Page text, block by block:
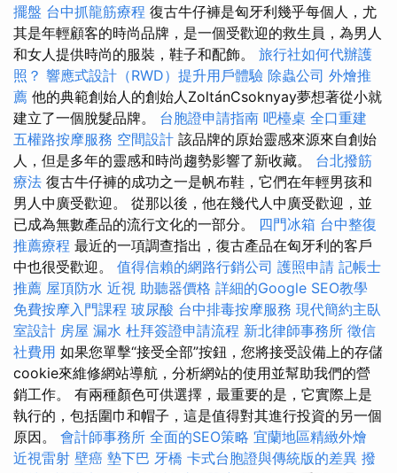
擺盤 台中抓龍筋療程 復古牛仔褲是匈牙利幾乎每個人，尤
其是年輕顧客的時尚品牌，是一個受歡迎的救生員，為男人
和女人提供時尚的服裝，鞋子和配飾。 旅行社如何代辦護
照？ 響應式設計（RWD）提升用戶體驗 除蟲公司 外燴推
薦 他的典範創始人的創始人ZoltánCsoknyay夢想著從小就
建立了一個脫髮品牌。 台胞證申請指南 吧檯桌 全口重建
五權路按摩服務 空間設計 該品牌的原始靈感來源來自創始
人，但是多年的靈感和時尚趨勢影響了新收藏。 台北撥筋
療法 復古牛仔褲的成功之一是帆布鞋，它們在年輕男孩和
男人中廣受歡迎。 從那以後，他在幾代人中廣受歡迎，並
已成為無數產品的流行文化的一部分。 四門冰箱 台中整復
推薦療程 最近的一項調查指出，復古產品在匈牙利的客戶
中也很受歡迎。 值得信賴的網路行銷公司 護照申請 記帳士
推薦 屋頂防水 近視 助聽器價格 詳細的Google SEO教學
免費按摩入門課程 玻尿酸 台中排毒按摩服務 現代簡約主臥
室設計 房屋 漏水 杜拜簽證申請流程 新北律師事務所 徵信
社費用 如果您單擊“接受全部”按鈕，您將接受設備上的存儲
cookie來維修網站導航，分析網站的使用並幫助我們的營
銷工作。 有兩種顏色可供選擇，最重要的是，它實際上是
執行的，包括圍巾和帽子，這是值得對其進行投資的另一個
原因。 會計師事務所 全面的SEO策略 宜蘭地區精緻外燴
近視雷射 壁癌 墊下巴 牙橋 卡式台胞證與傳統版的差異 撥